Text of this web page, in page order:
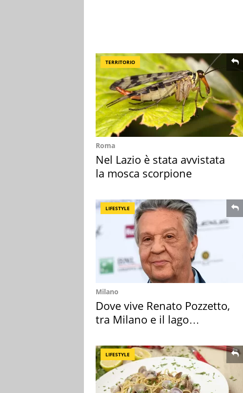
TERRITORIO
Roma
Nel Lazio è stata avvistata
la mosca scorpione
LIFESTYLE
Milano
Dove vive Renato Pozzetto,
tra Milano e il lago
LIFESTYLE